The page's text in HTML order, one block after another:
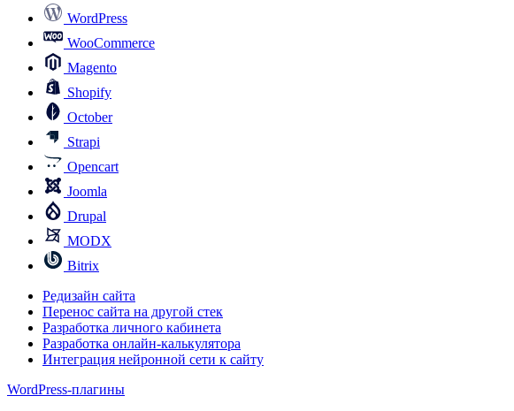
WordPress
WooCommerce
Magento
Shopify
October
Strapi
Opencart
Joomla
Drupal
MODX
Bitrix
Редизайн сайта
Перенос сайта на другой стек
Разработка личного кабинета
Разработка онлайн-калькулятора
Интеграция нейронной сети к сайту
WordPress-плагины